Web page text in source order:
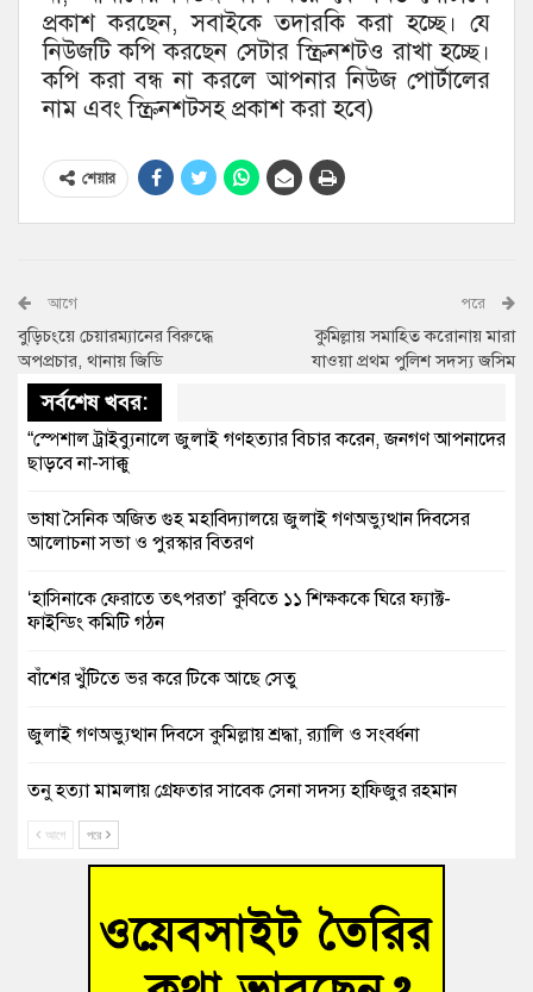
প্রকাশ করছেন, সবাইকে তদারকি করা হচ্ছে। যে
নিউজটি কপি করছেন সেটার স্ক্রিনশটও রাখা হচ্ছে।
কপি করা বন্ধ না করলে আপনার নিউজ পোর্টালের
নাম এবং স্ক্রিনশটসহ প্রকাশ করা হবে)
শেয়ার
আগে
বুড়িচংয়ে চেয়ারম্যানের বিরুদ্ধে
অপপ্রচার, থানায় জিডি
পরে
কুমিল্লায় সমাহিত করোনায় মারা
যাওয়া প্রথম পুলিশ সদস্য জসিম
সর্বশেষ খবর:
“স্পেশাল ট্রাইব্যুনালে জুলাই গণহত্যার বিচার করেন, জনগণ আপনাদের
ছাড়বে না-সাক্কু
ভাষা সৈনিক অজিত গুহ মহাবিদ্যালয়ে জুলাই গণঅভ্যুত্থান দিবসের
আলোচনা সভা ও পুরস্কার বিতরণ
‘হাসিনাকে ফেরাতে তৎপরতা’ কুবিতে ১১ শিক্ষককে ঘিরে ফ্যাক্ট-
ফাইন্ডিং কমিটি গঠন
বাঁশের খুঁটিতে ভর করে টিকে আছে সেতু
জুলাই গণঅভ্যুত্থান দিবসে কুমিল্লায় শ্রদ্ধা, র‍্যালি ও সংবর্ধনা
তনু হত্যা মামলায় গ্রেফতার সাবেক সেনা সদস্য হাফিজুর রহমান
আহত শিক্ষার্থীদের দেখতে গিয়ে মেডিকেলের ক্যান্টিনে অবরুদ্ধ জবি
হোমনায় বিধবা নারীর জমি দখল ও জীবননাশের হুমকির অভিযোগ
আগে পরে